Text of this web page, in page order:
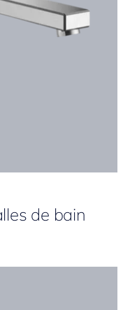
de bain